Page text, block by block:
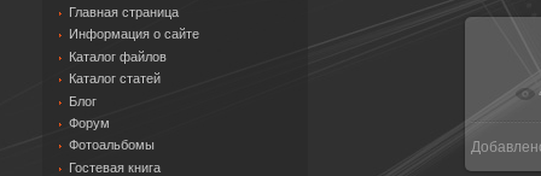
Главная страница
Информация о сайте
Каталог файлов
Каталог статей
Блог
Форум
Фотоальбомы
Гостевая книга